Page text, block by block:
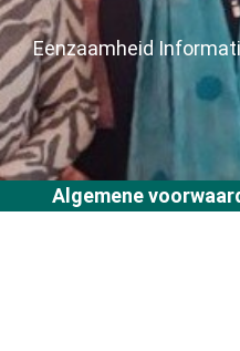
Eenzaamheid
Algemene